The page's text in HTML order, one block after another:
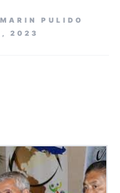
PULIDO
2023